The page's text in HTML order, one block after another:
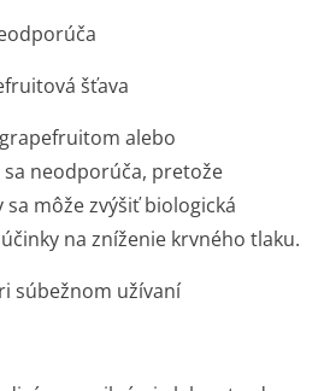
šťava
alebo
neodporúča, pretože
môže zvýšiť biologická
na zníženie krvného tlaku.
súbežnom užívaní